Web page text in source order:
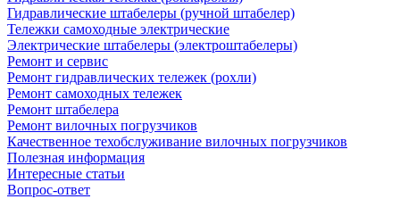
Гидравлические штабелеры (ручной штабелер)
Тележки самоходные электрические
Электрические штабелеры (электроштабелеры)
Ремонт и сервис
Ремонт гидравлических тележек (рохли)
Ремонт самоходных тележек
Ремонт штабелера
Ремонт вилочных погрузчиков
Качественное техобслуживание вилочных погрузчиков
Полезная информация
Интересные статьи
Вопрос-ответ